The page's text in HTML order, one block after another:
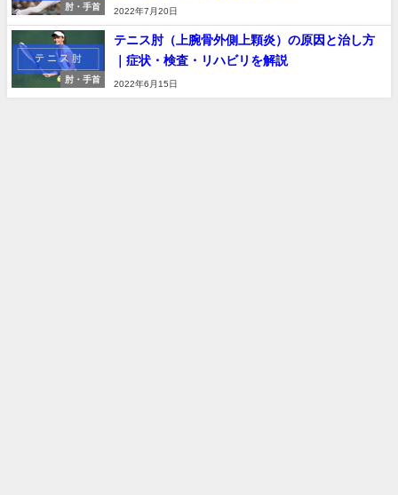
肘・手首
2022年7月20日
肘・手首
テニス肘（上腕骨外側上顆炎）の原因と治し方
｜症状・検査・リハビリを解説
2022年6月15日